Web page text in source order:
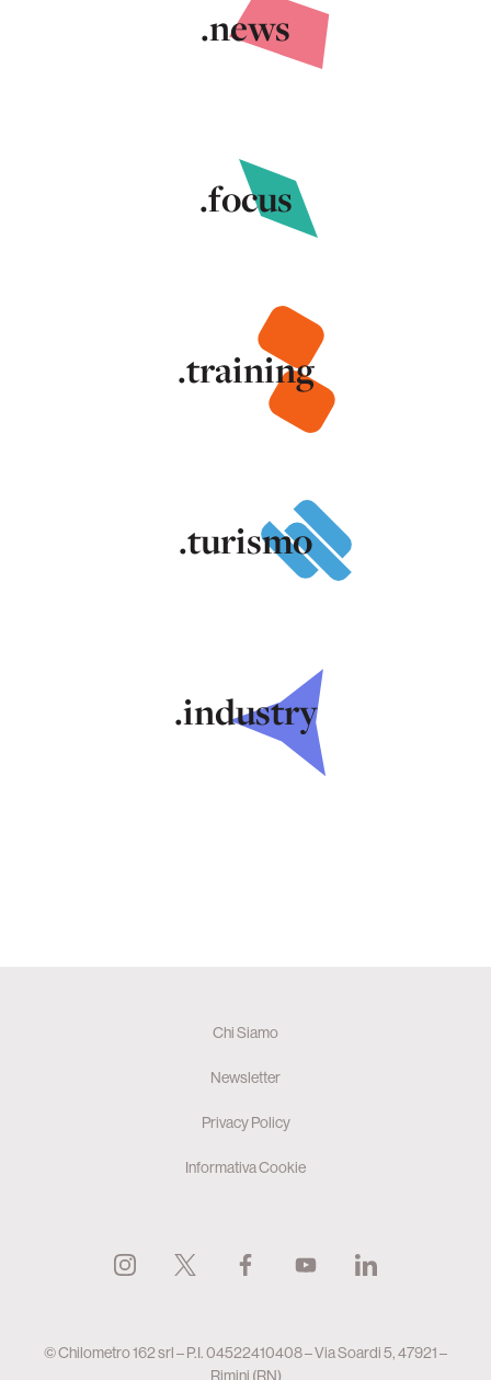
.news
.focus
.training
.turismo
.industry
Chi Siamo
Newsletter
Privacy Policy
Informativa Cookie
© Chilometro 162 srl – P.I. 04522410408 – Via Soardi 5, 47921 –
Rimini (RN)